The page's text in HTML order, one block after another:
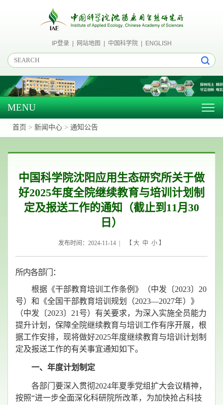
IP登录| 网站地图 中国科学院| ENGLISH
MENU
首页 > 新闻中心 > 通知公告
中国科学院沈阳应用生态研究所关于做
好2025年度全院继续教育与培训计划制
定及报送工作的通知（截止到11月30
日）
发布时间：2024-11-14 | 【 大 中 小 】
所内各部门
：
根据《干部教育培训工作条例》（中发〔2023〕20
号）和《全国干部教育培训规划（2023—2027年）》
（中发〔2023〕21号）有关要求，为深入实施全员能力
提升计划，保障全院继续教育与培训工作有序开展，根
据工作安排，现将做好2025年度继续教育与培训计划制
定及报送工作的有关事宜通知如下。
一、年度计划制定
各部门要深入贯彻2024年夏季党组扩大会议精神，
按照“进一步全面深化科研院所改革，为加快抢占科技